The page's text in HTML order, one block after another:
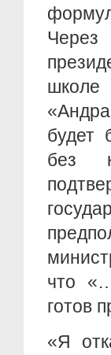
школе
будет
без
что
готов
«Я